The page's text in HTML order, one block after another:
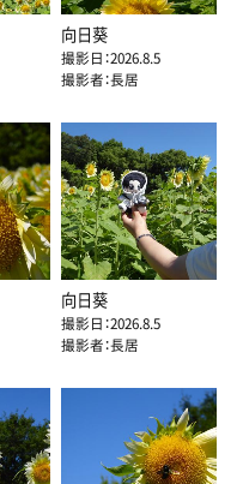
向日葵
撮影日：2026.8.5
撮影者：長居
向日葵
撮影日：2026.8.5
撮影者：長居